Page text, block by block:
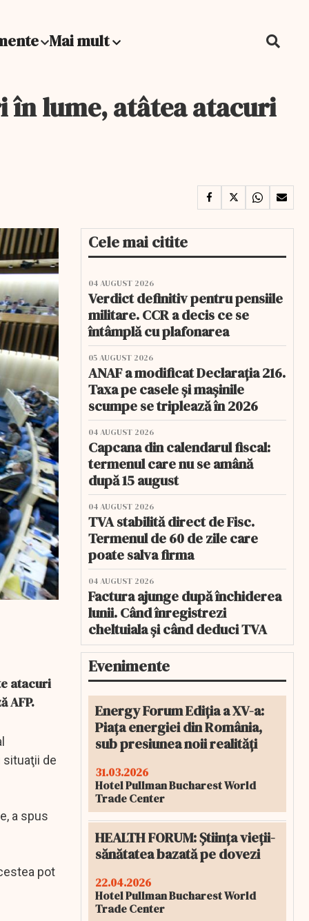
Mai mult
în lume, atâtea atacuri
atacuri
AFP.
situaţii de
a spus
pot
Cele mai citite
04 AUGUST 2026
Verdict definitiv pentru pensiile
militare. CCR a decis ce se
întâmplă cu plafonarea
05 AUGUST 2026
ANAF a modificat Declarația 216.
Taxa pe casele și mașinile
scumpe se triplează în 2026
04 AUGUST 2026
Capcana din calendarul fiscal:
termenul care nu se amână
după 15 august
04 AUGUST 2026
TVA stabilită direct de Fisc.
Termenul de 60 de zile care
poate salva firma
04 AUGUST 2026
Factura ajunge după închiderea
lunii. Când înregistrezi
cheltuiala și când deduci TVA
Evenimente
Energy Forum Ediția a XV-a:
Piața energiei din România,
sub presiunea noii realități
31.03.2026
Hotel Pullman Bucharest World
Trade Center
HEALTH FORUM: Știința vieții-
sănătatea bazată pe dovezi
22.04.2026
Hotel Pullman Bucharest World
Trade Center